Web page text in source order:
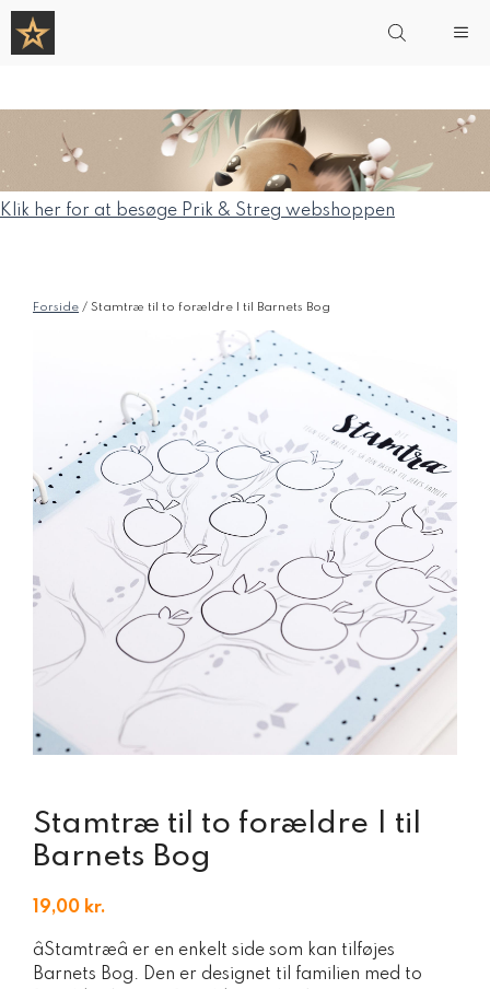
Hop
indhold
Klik her for at besøge Prik & Streg webshoppen
Forside / Stamtræ til to forældre | til Barnets Bog
Stamtræ til to forældre | til
Barnets Bog
19,00 kr.
âStamtræâ er en enkelt side som kan tilføjes
Barnets Bog. Den er designet til familien med to